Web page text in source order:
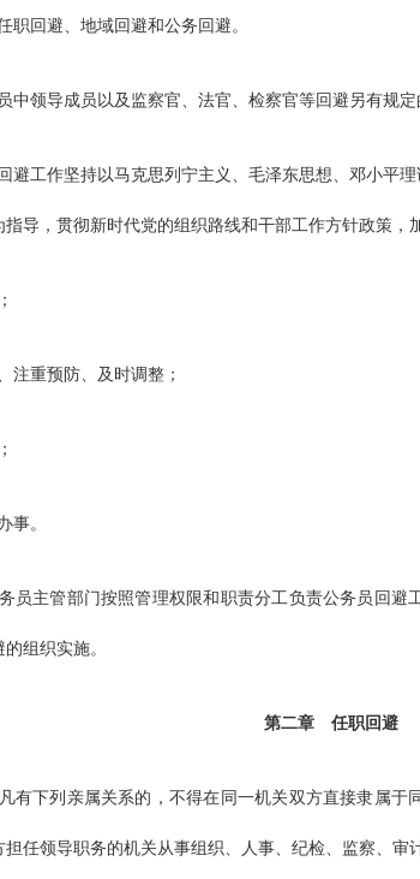
回避、地域回避和公务回避。
领导成员以及监察官、法官、检察官等回避另有规定
工作坚持以马克思列宁主义、毛泽东思想、邓小平理
导，贯彻新时代党的组织路线和干部工作方针政策，
重预防、及时调整；
。
员主管部门按照管理权限和职责分工负责公务员回避
组织实施。
第二章 任职回避
有下列亲属关系的，不得在同一机关双方直接隶属于
任领导职务的机关从事组织、人事、纪检、监察、审